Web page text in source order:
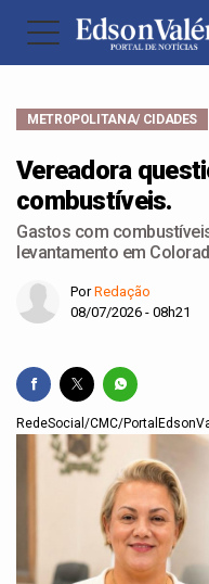
METROPOLITANA/ CIDADES
Vereadora
combustíveis.
Gastos com
levantamento em
PorRedação
08/07/2026 - 08h21
RedeSocial/CMC/